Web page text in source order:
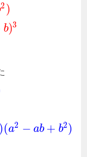
2)
b)3
(a2 − ab + b2)